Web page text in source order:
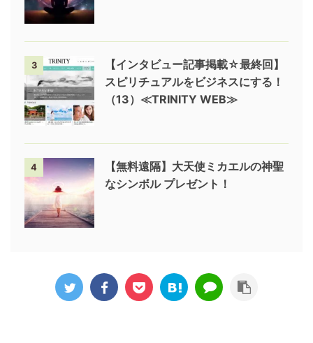
3
【インタビュー記事掲載☆最終回】
スピリチュアルをビジネスにする！
（13）≪TRINITY WEB≫
4
【無料遠隔】大天使ミカエルの神聖
なシンボル プレゼント！